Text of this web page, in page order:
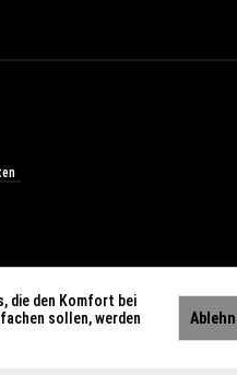
die den Komfort bei
sollen, werden